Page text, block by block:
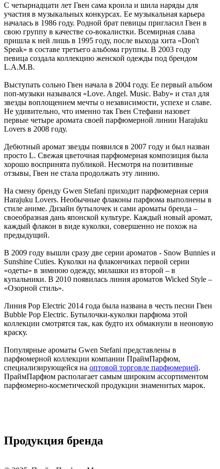
С четырнадцати лет Гвен сама кроила и шила наряды для
участия в музыкальных конкурсах. Ее музыкальная карьера
началась в 1986 году. Родной брат певицы пригласил Гвен в
свою группу в качестве со-вокалистки. Всемирная слава
пришла к ней лишь в 1995 году, после выхода хита «Don't
Speak» в составе третьего альбома группы. В 2003 году
певица создала коллекцию женской одежды под брендом
L.A.M.B.
Выступать сольно Гвен начала в 2004 году. Ее первый альбом
поп-музыки назывался «Love. Angel. Music. Baby» и стал для
звезды воплощением мечты о независимости, успехе и славе.
Не удивительно, что именно так Гвен Стефани назовет
первые четыре аромата своей парфюмерной линии Harajuku
Lovers в 2008 году.
Дебютный аромат звезды появился в 2007 году и был назван
просто L. Свежая цветочная парфюмерная композиция была
хорошо воспринята публикой. Несмотря на позитивные
отзывы, Гвен не стала продолжать эту линию.
На смену бренду Gwen Stefani приходит парфюмерная серия
Harajuku Lovers. Необычные флаконы парфюма выполнены в
стиле аниме. Дизайн бутылочек и сами ароматы бренда –
своеобразная дань японской культуре. Каждый новый аромат,
каждый флакон в виде куколки, совершенно не похож на
предыдущий.
В 2009 году вышли сразу две серии ароматов - Snow Bunnies и
Sunshine Cuties. Куколки на флакончиках первой серии
«одеты» в зимнюю одежду, милашки из второй – в
купальники. В 2010 появилась линия ароматов Wicked Style –
«Озорной стиль».
Линия Pop Electric 2014 года была названа в честь песни Гвен
Bubble Pop Electric. Бутылочки-куколки парфюма этой
коллекции смотрятся так, как будто их обмакнули в неоновую
краску.
Популярные ароматы Gwen Stefani представлены в
парфюмерной коллекции компании ПраймПарфюм,
специализирующейся на оптовой торговле парфюмерией.
ПраймПарфюм располагает самым широким ассортиментом
парфюмерно-косметической продукции знаменитых марок.
Продукция бренда